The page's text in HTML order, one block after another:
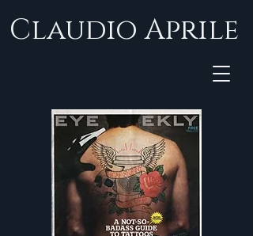
Claudio Aprile